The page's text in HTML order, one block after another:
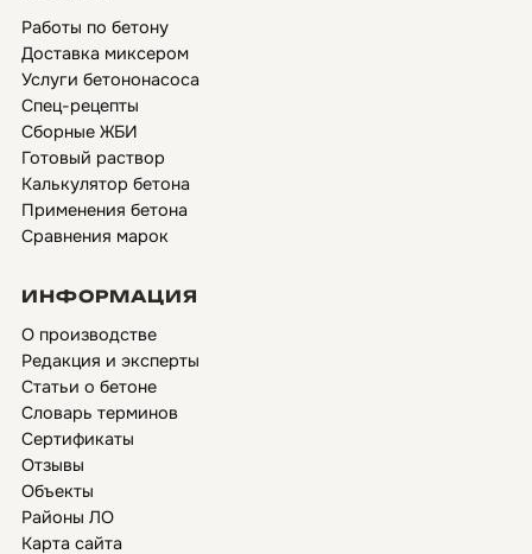
Работы по бетону
Доставка миксером
Услуги бетононасоса
Спец-рецепты
Сборные ЖБИ
Готовый раствор
Калькулятор бетона
Применения бетона
Сравнения марок
ИНФОРМАЦИЯ
О производстве
Редакция и эксперты
Статьи о бетоне
Словарь терминов
Сертификаты
Отзывы
Объекты
Районы ЛО
Карта сайта